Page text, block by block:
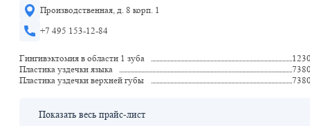
Производственная, д. 8 корп. 1
+7 495 153-12-84
Гингивэктомия в области 1 зуба
Пластика уздечки языка
Пластика уздечки верхней губы
Показать весь прайс-лист